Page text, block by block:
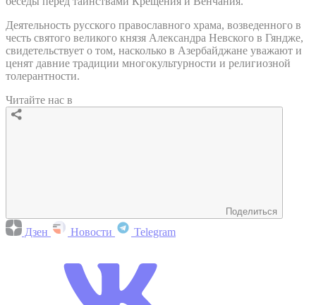
Деятельность русского православного храма, возведенного в
честь святого великого князя Александра Невского в Гяндже,
свидетельствует о том, насколько в Азербайджане уважают и
ценят давние традиции многокультурности и религиозной
толерантности.
Читайте нас в
Поделиться
Дзен Новости Telegram